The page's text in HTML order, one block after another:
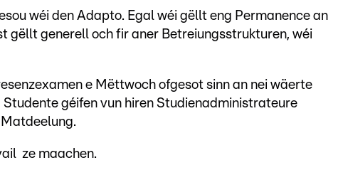
wéi den Adapto. Egal wéi gëllt eng Permanence an
gëllt generell och fir aner Betreiungsstrukturen, wéi
e Mëttwoch ofgesot sinn an nei wäerte
géifen vun hiren Studienadministrateure
ze maachen.